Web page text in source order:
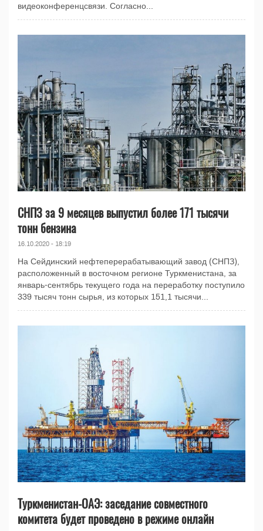
видеоконференцсвязи. Согласно...
СНПЗ за 9 месяцев выпустил более 171 тысячи
тонн бензина
16.10.2020 - 18:19
На Сейдинский нефтеперерабатывающий завод (СНПЗ),
расположенный в восточном регионе Туркменистана, за
январь-сентябрь текущего года на переработку поступило
339 тысяч тонн сырья, из которых 151,1 тысячи...
Туркменистан-ОАЭ: заседание совместного
комитета будет проведено в режиме онлайн